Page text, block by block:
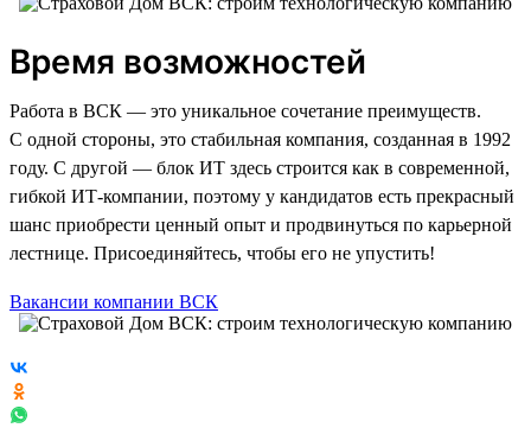
Время возможностей
Работа в ВСК — это уникальное сочетание преимуществ.
С одной стороны, это стабильная компания, созданная в 1992
году. С другой — блок ИТ здесь строится как в современной,
гибкой ИТ-компании, поэтому у кандидатов есть прекрасный
шанс приобрести ценный опыт и продвинуться по карьерной
лестнице. Присоединяйтесь, чтобы его не упустить!
Вакансии компании ВСК